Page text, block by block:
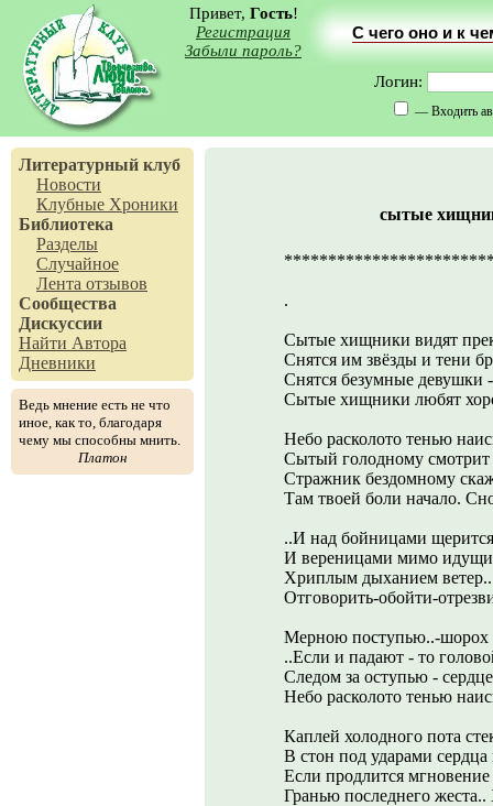
Привет, Гость!
Регистрация
Забыли пароль?
С чего оно и к
Логин:
— Входить
Литературный клуб
Новости
Клубные Хроники
Библиотека
Разделы
Случайное
Лента отзывов
Сообщества
Дискуссии
Найти Автора
Дневники
Ведь мнение есть не что
иное, как то, благодаря
чему мы способны мнить.
Платон
сытые
.
Сытые хищники видят
Снятся им звёзды и тени
Снятся безумные девушки
Сытые хищники любят
Небо расколото тенью
Сытый голодному
Стражник бездомному
Там твоей боли начало.
..И над бойницами щерится
И вереницами мимо
Хриплым дыханием ветер..
Отговорить-обойти-
Мерною поступью..-шорох
..Если и падают - то
Следом за оступью -
Небо расколото тенью
Каплей холодного пота
В стон под ударами сердца
Если продлится
Гранью последнего